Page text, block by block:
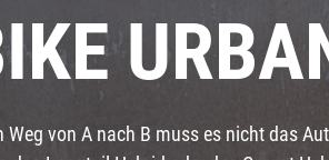
Bremsen
Weg von A nach B muss es nicht das